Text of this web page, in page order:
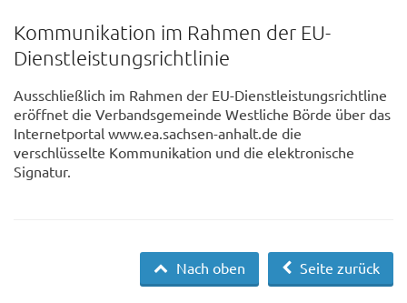
Kommunikation im Rahmen der EU-
Dienstleistungsrichtlinie
Ausschließlich im Rahmen der EU-Dienstleistungsrichtline
eröffnet die Verbandsgemeinde Westliche Börde über das
Internetportal www.ea.sachsen-anhalt.de die
verschlüsselte Kommunikation und die elektronische
Signatur.
Seite zurück
Nach oben